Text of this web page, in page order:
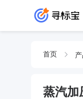
首页
蒸汽加